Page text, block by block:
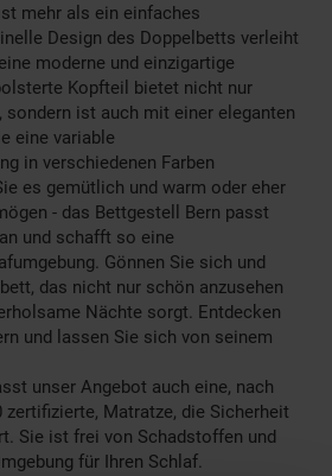
mehr als ein einfaches
Design des Doppelbetts verleiht
moderne und einzigartige
Kopfteil bietet nicht nur
ist auch mit einer eleganten
eine variable
in verschiedenen Farben
es gemütlich und warm oder eher
- das Bettgestell Bern passt
und schafft so eine
Gönnen Sie sich und
das nicht nur schön anzusehen
Nächte sorgt. Entdecken
und lassen Sie sich von seinem
unser Angebot auch eine, nach
zertifizierte, Matratze, die Sicherheit
Sie ist frei von Schadstoffen und
für Ihren Schlaf.